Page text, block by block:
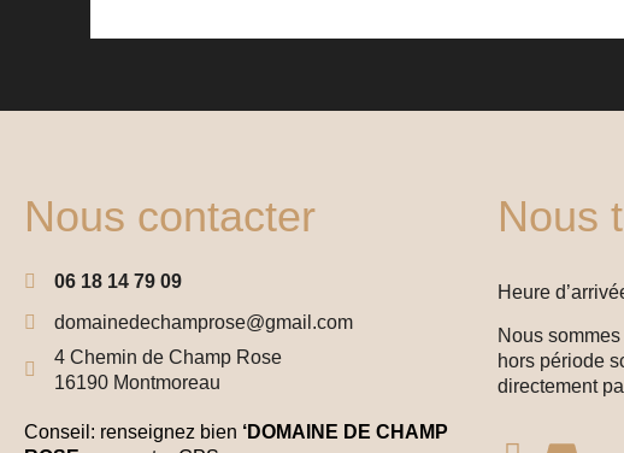
Nous contacter
06 18 14 79 09
domainedechamprose@gmail.com
4 Chemin de Champ Rose
16190 Montmoreau
Conseil: renseignez bien ‘DOMAINE DE CHAMP
Nous
Heure
Nous
hors période
directement